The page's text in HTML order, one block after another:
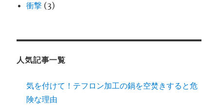
衝撃 (3)
人気記事一覧
気を付けて！テフロン加工の鍋を空焚きすると危
険な理由